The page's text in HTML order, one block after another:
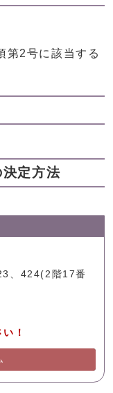
第2号に該当する
定方法
、424(2階17番
！